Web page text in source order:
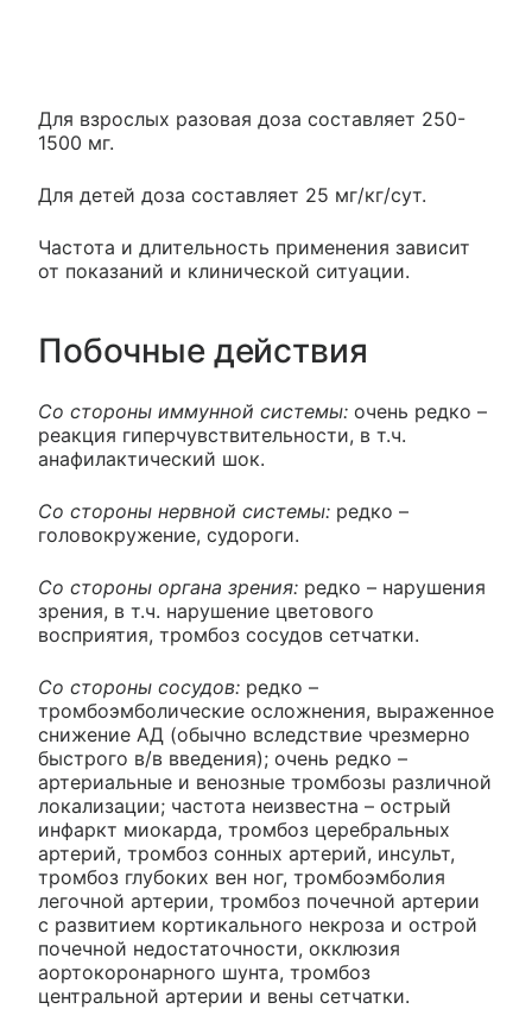
Для взрослых разовая доза составляет 250-
1500 мг.
Для детей доза составляет 25 мг/кг/сут.
Частота и длительность применения зависит
от показаний и клинической ситуации.
Побочные действия
Со стороны иммунной системы: очень редко –
реакция гиперчувствительности, в т.ч.
анафилактический шок.
Со стороны нервной системы: редко –
головокружение, судороги.
Со стороны органа зрения: редко – нарушения
зрения, в т.ч. нарушение цветового
восприятия, тромбоз сосудов сетчатки.
Со стороны сосудов: редко –
тромбоэмболические осложнения, выраженное
снижение АД (обычно вследствие чрезмерно
быстрого в/в введения); очень редко –
артериальные и венозные тромбозы различной
локализации; частота неизвестна – острый
инфаркт миокарда, тромбоз церебральных
артерий, тромбоз сонных артерий, инсульт,
тромбоз глубоких вен ног, тромбоэмболия
легочной артерии, тромбоз почечной артерии
с развитием кортикального некроза и острой
почечной недостаточности, окклюзия
аортокоронарного шунта, тромбоз
центральной артерии и вены сетчатки.